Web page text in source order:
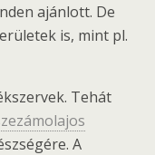
ajánlott. De
is, mint pl.
Tehát
A